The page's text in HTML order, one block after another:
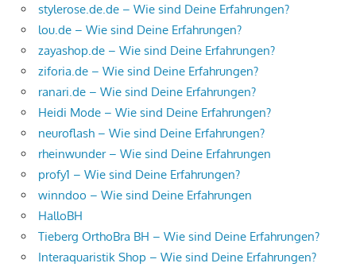
stylerose.de.de – Wie sind Deine Erfahrungen?
lou.de – Wie sind Deine Erfahrungen?
zayashop.de – Wie sind Deine Erfahrungen?
ziforia.de – Wie sind Deine Erfahrungen?
ranari.de – Wie sind Deine Erfahrungen?
Heidi Mode – Wie sind Deine Erfahrungen?
neuroflash – Wie sind Deine Erfahrungen?
rheinwunder – Wie sind Deine Erfahrungen
profy1 – Wie sind Deine Erfahrungen?
winndoo – Wie sind Deine Erfahrungen
HalloBH
Tieberg OrthoBra BH – Wie sind Deine Erfahrungen?
Interaquaristik Shop – Wie sind Deine Erfahrungen?